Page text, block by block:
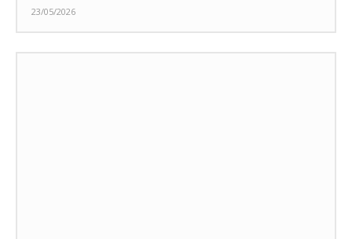
23/05/2026